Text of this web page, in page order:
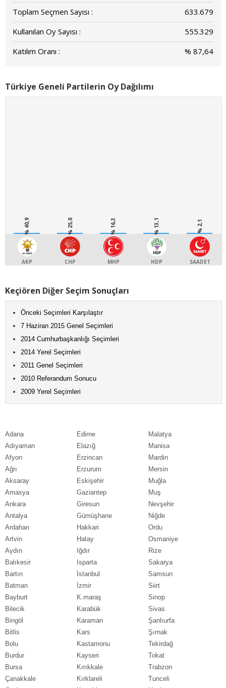
Adana
Adıyaman
Afyon
Ağrı
Aksaray
Amasya
Ankara
Antalya
Ardahan
Artvin
Aydın
Balıkesir
Bartın
Batman
Bayburt
Bilecik
Bingöl
Bitlis
Bolu
Burdur
Bursa
Çanakkale
Edirne
Elazığ
Erzincan
Erzurum
Eskişehir
Gaziantep
Giresun
Gümüşhane
Hakkari
Hatay
Iğdır
Isparta
İstanbul
İzmir
K.maraş
Karabük
Karaman
Kars
Kastamonu
Kayseri
Kırıkkale
Kırklareli
Malatya
Manisa
Mardin
Mersin
Muğla
Muş
Nevşehir
Niğde
Ordu
Osmaniye
Rize
Sakarya
Samsun
Siirt
Sinop
Sivas
Şanlıurfa
Şırnak
Tekirdağ
Tokat
Trabzon
Tunceli
Toplam Seçmen Sayısı :
633.679
Kullanılan Oy Sayısı :
555.329
Katılım Oranı :
% 87,64
Türkiye Geneli Partilerin Oy Dağılımı
% 40,9
AKP
% 25,0
CHP
% 16,3
MHP
% 13,1
HDP
% 2,1
SAADET
Keçiören Diğer Seçim Sonuçları
Önceki Seçimleri Karşılaştır
7 Haziran 2015 Genel Seçimleri
2014 Cumhurbaşkanlığı Seçimleri
2014 Yerel Seçimleri
2011 Genel Seçimleri
2010 Referandum Sonucu
2009 Yerel Seçimleri